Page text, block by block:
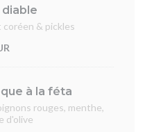
diable
coréen & pickles
à la féta
rouges, menthe,
d'olive